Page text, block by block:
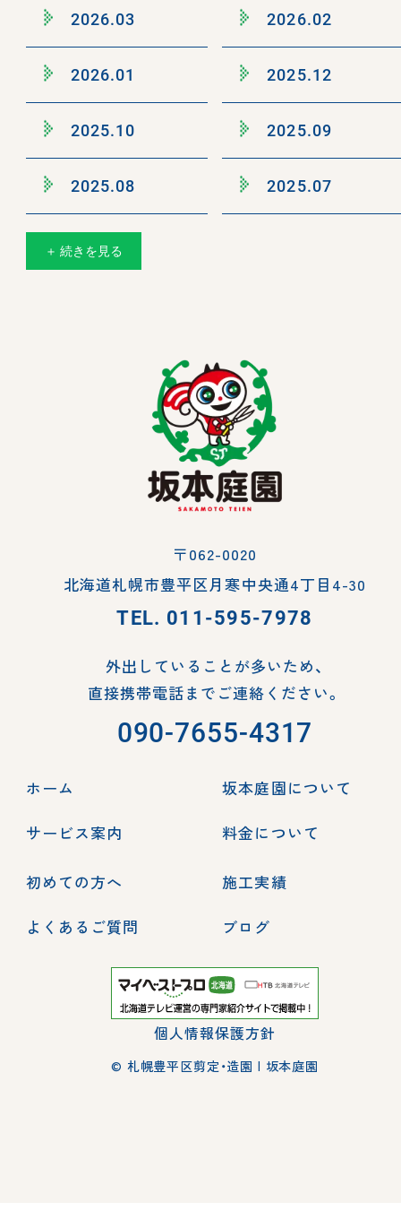
2026.03 2026.02
2026.01 2025.12
2025.10 2025.09
2025.08 2025.07
＋ 続きを見る
〒062-0020
北海道札幌市豊平区月寒中央通4丁目4-30
TEL. 011-595-7978
外出していることが多いため、
直接携帯電話までご連絡ください。
090-7655-4317
ホーム
坂本庭園について
サービス案内
料金について
初めての方へ
施工実績
よくあるご質問
ブログ
個人情報保護方針
© 札幌豊平区剪定・造園 | 坂本庭園